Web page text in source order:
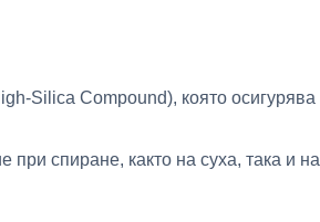
Silica Compound), която осигурява
спиране, както на суха, така и на